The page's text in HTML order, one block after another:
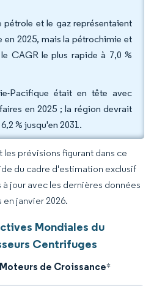
pétrole et le gaz représentaient
en 2025, mais la pétrochimie et
CAGR le plus rapide à 7,0 %
Pacifique était en tête avec
en 2025 ; la région devrait
% jusqu'en 2031.
les prévisions figurant dans ce
du cadre d'estimation exclusif
jour avec les dernières données
janvier 2026.
Mondiales du
Centrifuges
de Croissance*